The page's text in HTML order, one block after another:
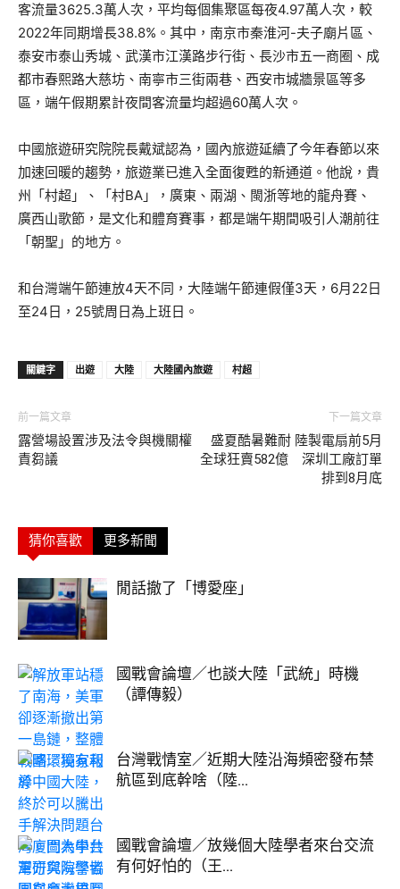
客流量3625.3萬人次，平均每個集聚區每夜4.97萬人次，較
2022年同期增長38.8%。其中，南京市秦淮河-夫子廟片區、
泰安市泰山秀城、武漢市江漢路步行街、長沙市五一商圈、成
都市春熙路大慈坊、南寧市三街兩巷、西安市城牆景區等多
區，端午假期累計夜間客流量均超過60萬人次。
中國旅遊研究院院長戴斌認為，國內旅遊延續了今年春節以來
加速回暖的趨勢，旅遊業已進入全面復甦的新通道。他說，貴
州「村超」、「村BA」，廣東、兩湖、閩浙等地的龍舟賽、
廣西山歌節，是文化和體育賽事，都是端午期間吸引人潮前往
「朝聖」的地方。
和台灣端午節連放4天不同，大陸端午節連假僅3天，6月22日
至24日，25號周日為上班日。
關鍵字 出遊 大陸 大陸國內旅遊 村超
前一篇文章
露營場設置涉及法令與機關權
責芻議
下一篇文章
盛夏酷暑難耐 陸製電扇前5月
全球狂賣582億 深圳工廠訂單
排到8月底
猜你喜歡 更多新聞
閒話撤了「博愛座」
國戰會論壇／也談大陸「武統」時機
（譚傳毅）
台灣戰情室／近期大陸沿海頻密發布禁
航區到底幹啥（陸...
國戰會論壇／放幾個大陸學者來台交流
有何好怕的（王...